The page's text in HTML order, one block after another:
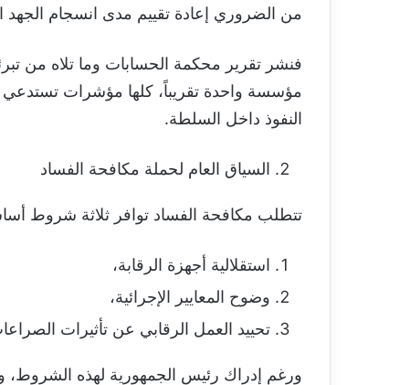
من الضروري إعادة تقييم مدى انسجام الجهد
فنشر تقرير محكمة الحسابات وما تلاه من
مؤسسة واحدة تقريباً، كلها مؤشرات تستدعي
النفوذ داخل السلطة.
السياق العام لحملة مكافحة الفساد
تتطلب مكافحة الفساد توافر ثلاثة شروط
استقلالية أجهزة الرقابة،
وضوح المعايير الإجرائية،
تحييد العمل الرقابي عن تأثيرات
ورغم إدراك رئيس الجمهورية لهذه